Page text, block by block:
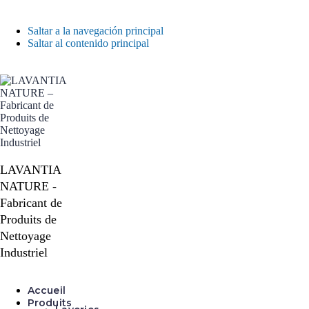
Saltar a la navegación principal
Saltar al contenido principal
LAVANTIA
NATURE -
Fabricant de
Produits de
Nettoyage
Industriel
Accueil
Produits